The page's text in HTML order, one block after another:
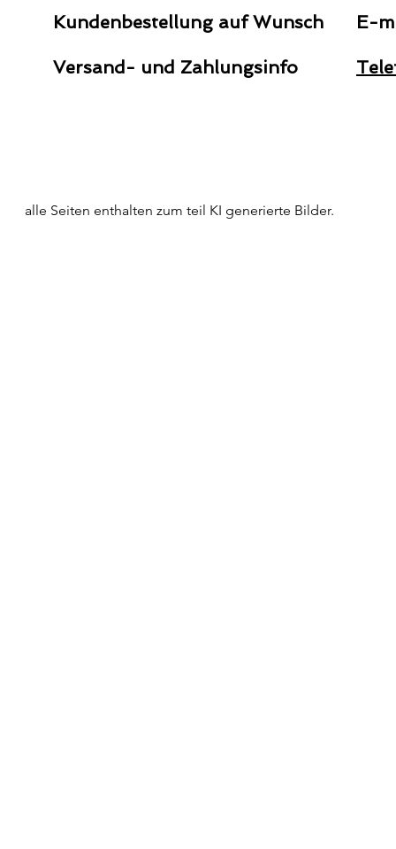
Kundenbestellung auf Wunsch E-
Versand- und Zahlungsinfo
alle Seiten enthalten zum teil KI generierte Bilder.